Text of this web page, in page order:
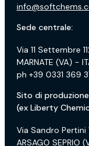
Sede centrale:
Via 11 Settembre
MARNATE (VA) -
ph +39 0331 369
Sito di
(ex Liberty
Via Sandro Pertini
ARSAGO SEPRIO